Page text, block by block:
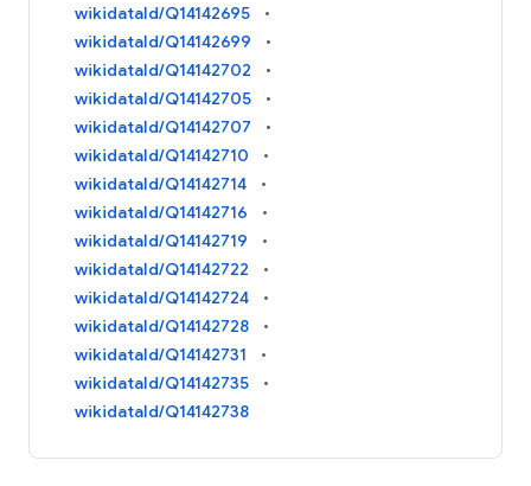
wikidataId/Q14142695
wikidataId/Q14142699
wikidataId/Q14142702
wikidataId/Q14142705
wikidataId/Q14142707
wikidataId/Q14142710
wikidataId/Q14142714
wikidataId/Q14142716
wikidataId/Q14142719
wikidataId/Q14142722
wikidataId/Q14142724
wikidataId/Q14142728
wikidataId/Q14142731
wikidataId/Q14142735
wikidataId/Q14142738